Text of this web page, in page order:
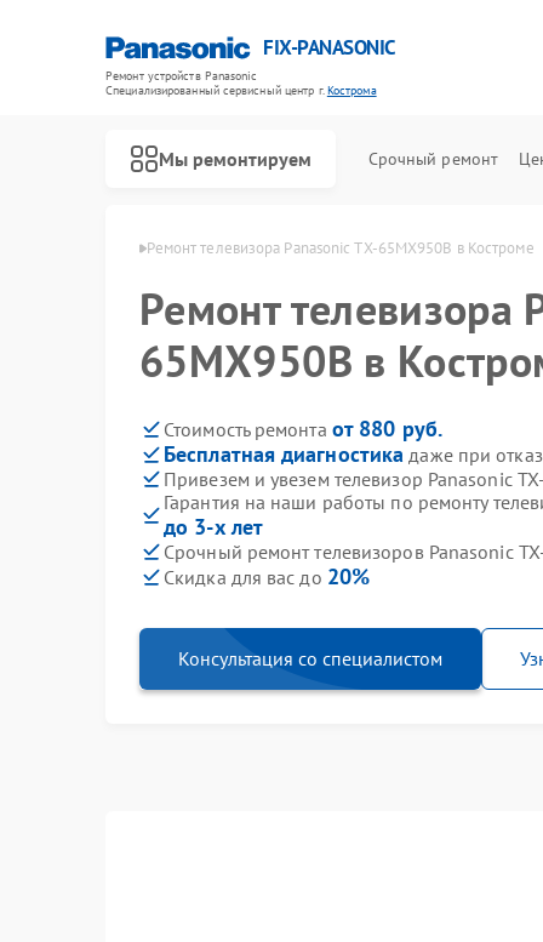
FIX-PANASONIC
Ремонт устройств Panasonic
Специализированный cервисный центр г.Кострома
Мы ремонтируем Срочный ремонт
Ремонт телевизора Panasonic TX-65MX950B в Костроме
Ремонт телевизора
65MX950B в
Стоимость ремонта от 880 руб.
Бесплатная диагностика даже при
Привезем и увезем телевизор Panasonic
Гарантия на наши работы по ремонту
до 3-х лет
Срочный ремонт телевизоров Panasonic
Скидка для вас до 20%
Консультация со специалистом